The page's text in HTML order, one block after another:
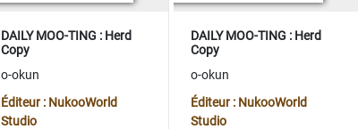
DAILY MOO-TING : Herd
Copy
o-okun
Éditeur : NukooWorld
Studio
DAILY MOO-TING : Herd
Copy
o-okun
Éditeur : NukooWorld
Studio